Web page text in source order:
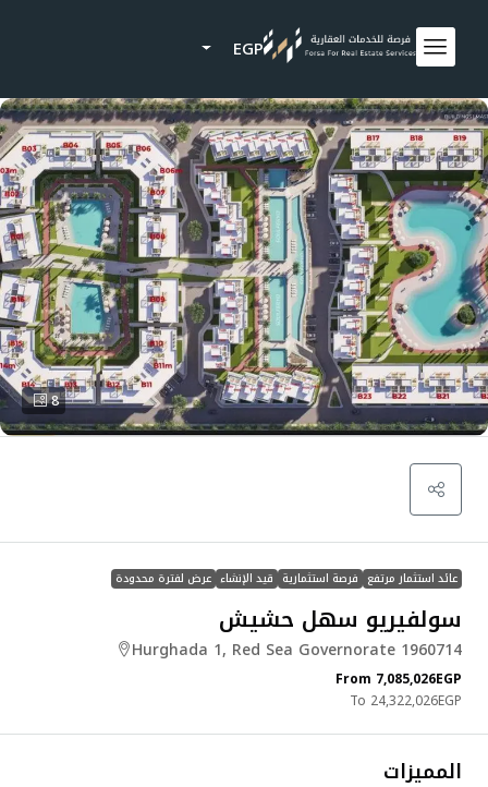
EGP
8
عائد استثمار مرتفع فرصة استثمارية قيد الإنشاء عرض لفترة محدودة
سولفيريو سهل حشيش
Hurghada 1, Red Sea Governorate 1960714
From7,085,026EGP
24,322,026EGP
المميزات